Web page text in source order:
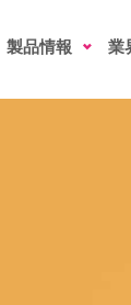
製品情報 業